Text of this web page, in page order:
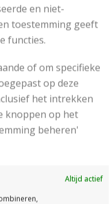
en niet-
toestemming geeft
functies.
of om specifieke
op deze
het intrekken
knoppen op het
beheren'
Altijd actief